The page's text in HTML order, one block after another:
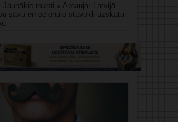
Jaunākie raksti » Aptauja: Latvijā
savu emocionālo stāvokli uzskata